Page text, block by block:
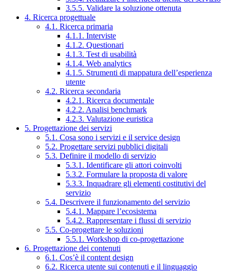
3.5.5. Validare la soluzione ottenuta
4. Ricerca progettuale
4.1. Ricerca primaria
4.1.1. Interviste
4.1.2. Questionari
4.1.3. Test di usabilità
4.1.4. Web analytics
4.1.5. Strumenti di mappatura dell’esperienza
utente
4.2. Ricerca secondaria
4.2.1. Ricerca documentale
4.2.2. Analisi benchmark
4.2.3. Valutazione euristica
5. Progettazione dei servizi
5.1. Cosa sono i servizi e il service design
5.2. Progettare servizi pubblici digitali
5.3. Definire il modello di servizio
5.3.1. Identificare gli attori coinvolti
5.3.2. Formulare la proposta di valore
5.3.3. Inquadrare gli elementi costitutivi del
servizio
5.4. Descrivere il funzionamento del servizio
5.4.1. Mappare l’ecosistema
5.4.2. Rappresentare i flussi di servizio
5.5. Co-progettare le soluzioni
5.5.1. Workshop di co-progettazione
6. Progettazione dei contenuti
6.1. Cos’è il content design
6.2. Ricerca utente sui contenuti e il linguaggio